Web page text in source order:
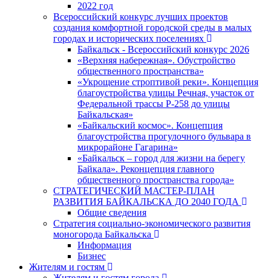
2022 год
Всероссийский конкурс лучших проектов
создания комфортной городской среды в малых
городах и исторических поселениях
Байкальск - Всероссийский конкурс 2026
«Верхняя набережная». Обустройство
общественного пространства»
«Укрощение строптивой реки». Концепция
благоустройства улицы Речная, участок от
Федеральной трассы Р-258 до улицы
Байкальская»
«Байкальский космос». Концепция
благоустройства прогулочного бульвара в
микрорайоне Гагарина»
«Байкальск – город для жизни на берегу
Байкала». Реконцепция главного
общественного пространства города»
СТРАТЕГИЧЕСКИЙ МАСТЕР-ПЛАН
РАЗВИТИЯ БАЙКАЛЬСКА ДО 2040 ГОДА
Общие сведения
Стратегия социально-экономического развития
моногорода Байкальска
Информация
Бизнес
Жителям и гостям